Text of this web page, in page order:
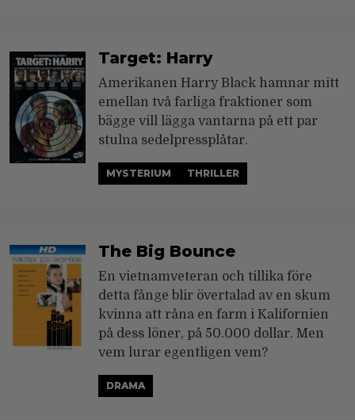
Target: Harry
Amerikanen Harry Black hamnar mitt
emellan två farliga fraktioner som
bägge vill lägga vantarna på ett par
stulna sedelpressplåtar.
MYSTERIUM THRILLER
The Big Bounce
En vietnamveteran och tillika före
detta fånge blir övertalad av en skum
kvinna att råna en farm i Kalifornien
på dess löner, på 50.000 dollar. Men
vem lurar egentligen vem?
DRAMA